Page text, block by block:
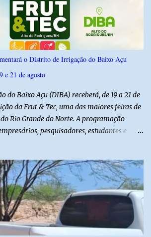
no TSE: RN-09520/2026
o Distrito de Irrigação do Baixo Açu
e 21 de agosto
do Baixo Açu (DIBA) receberá, de 19 a 21 de
da Frut & Tec, uma das maiores feiras de
Rio Grande do Norte. A programação
pesquisadores, estudantes e
voltadas ao setor. Além das atividades
com programação cultural. No dia 20 de
prestigiar o show de humor com Mução,
musical de Vê Barreto. A Frut & Tec
do Distrito de Irrigação do Baixo Açu como
irrigada, promovendo conhecimento,